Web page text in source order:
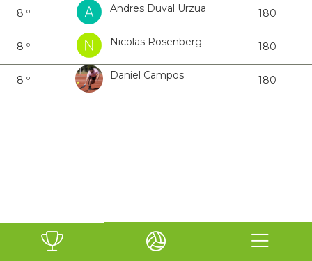
8 º Andres Duval Urzua 180
8 º Nicolas Rosenberg 180
8 º Daniel Campos 180